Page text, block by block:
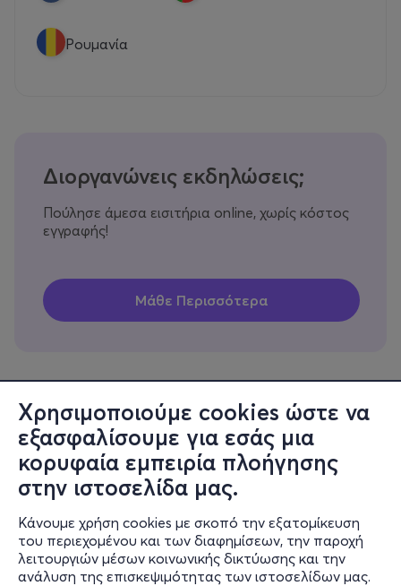
Χρησιμοποιούμε cookies ώστε να
εξασφαλίσουμε για εσάς μια
κορυφαία εμπειρία πλοήγησης
στην ιστοσελίδα μας.
Κάνουμε χρήση cookies με σκοπό την εξατομίκευση
του περιεχομένου και των διαφημίσεων, την παροχή
λειτουργιών μέσων κοινωνικής δικτύωσης και την
ανάλυση της επισκεψιμότητας των ιστοσελίδων μας.
Ρουμανία
Διοργανώνεις εκδηλώσεις;
Πούλησε άμεσα εισιτήρια online, χωρίς κόστος
εγγραφής!
Πληροφορίες
Υποστήριξη
Stay Connected